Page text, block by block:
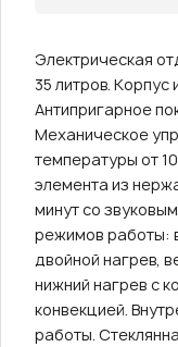
Электрическая
35 литров.
Антипригарное
Механическое
температуры от
элемента из
минут со
режимов работы:
двойной нагрев,
нижний нагрев с
конвекцией.
работы.